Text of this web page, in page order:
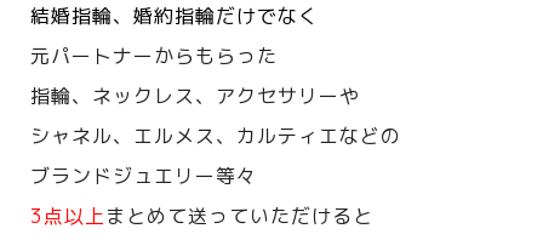
結婚指輪、婚約指輪だけでなく
元パートナーからもらった
指輪、ネックレス、アクセサリーや
シャネル、エルメス、カルティエなどの
ブランドジュエリー等々
3点以上まとめて送っていただけると